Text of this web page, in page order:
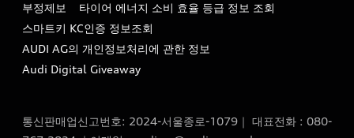
서비스 프로그램
아우디 e-tron 케어 프로그램
사설수리업체를 위한 권고사항
아우디 브랜드 히스토리
quattro 시스템
부정제보
타이어 에너지 소비 효율 등급 정보 조회
스마트키 KC인증 정보조회
AUDI AG의 개인정보처리에 관한 정보
Audi Digital Giveaway
통신판매업신고번호: 2024-서울종로-1079｜ 대표전화 : 080-